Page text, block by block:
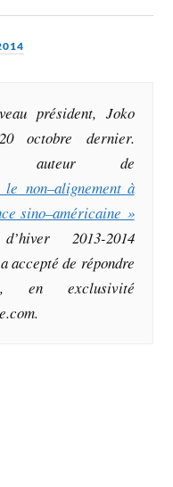
président, Joko
octobre dernier.
auteur de
le non–alignement à
sino–américaine »
2013-2014
accepté de répondre
en exclusivité